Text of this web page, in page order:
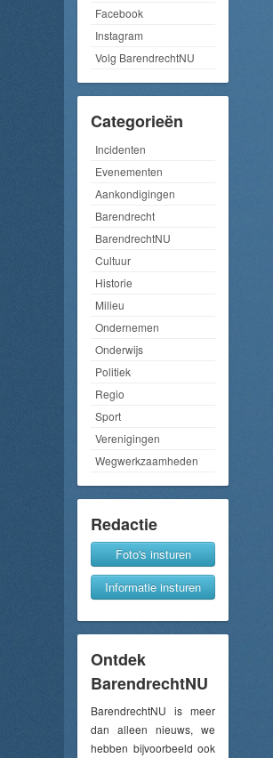
Facebook
Instagram
Volg BarendrechtNU
Categorieën
Incidenten
Evenementen
Aankondigingen
Barendrecht
BarendrechtNU
Cultuur
Historie
Milieu
Ondernemen
Onderwijs
Politiek
Regio
Sport
Verenigingen
Wegwerkzaamheden
Redactie
Foto's insturen
Informatie insturen
Ontdek
BarendrechtNU
BarendrechtNU is meer
dan alleen nieuws, we
hebben bijvoorbeeld ook